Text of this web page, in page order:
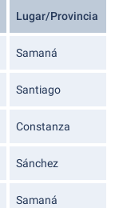
Lugar/Provincia
Samaná
Santiago
Constanza
Sánchez
Samaná